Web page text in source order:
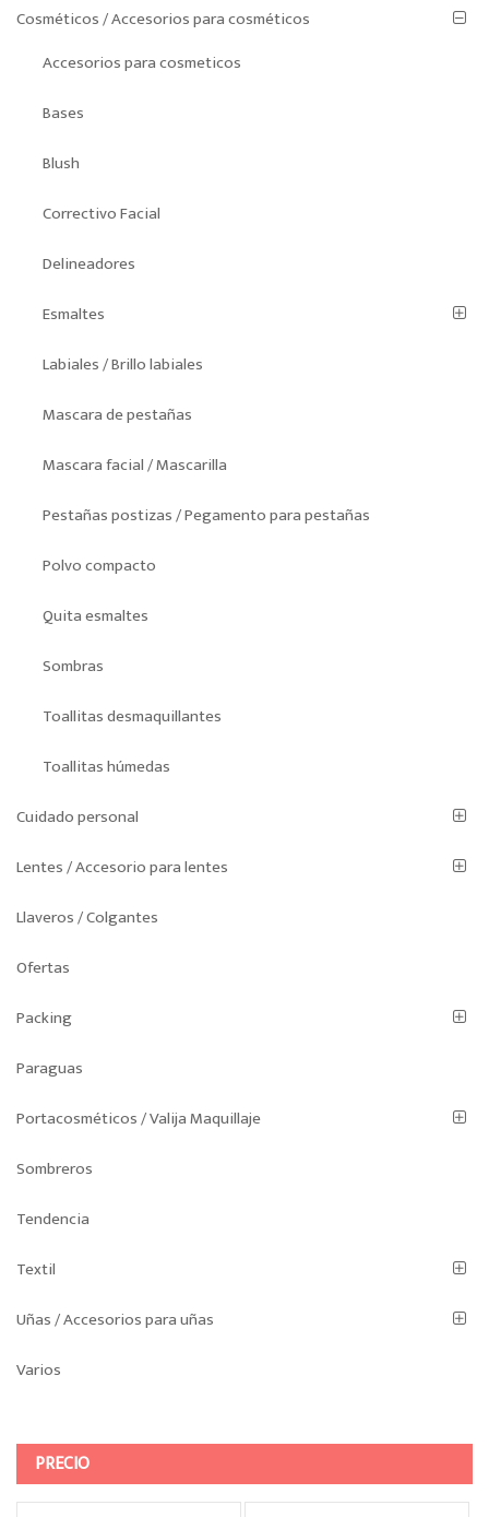
Cosméticos / Accesorios para cosméticos
Accesorios para cosmeticos
Bases
Blush
Correctivo Facial
Delineadores
Esmaltes
Labiales / Brillo labiales
Mascara de pestañas
Mascara facial / Mascarilla
Pestañas postizas / Pegamento para pestañas
Polvo compacto
Quita esmaltes
Sombras
Toallitas desmaquillantes
Toallitas húmedas
Cuidado personal
Lentes / Accesorio para lentes
Llaveros / Colgantes
Ofertas
Packing
Paraguas
Portacosméticos / Valija Maquillaje
Sombreros
Tendencia
Textil
Uñas / Accesorios para uñas
Varios
PRECIO